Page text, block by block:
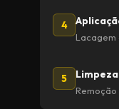
4
Lacagem
5